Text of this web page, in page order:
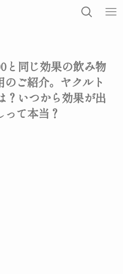
と同じ効果の飲み物
のご紹介。ヤクルト
？いつから効果が出
って本当？